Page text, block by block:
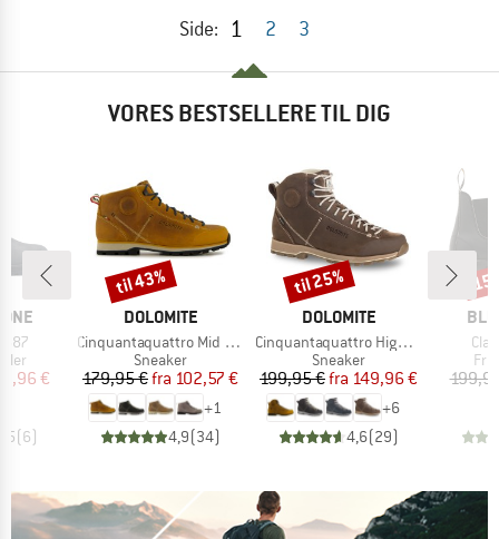
Side: 1 2 3
VORES BESTSELLERE TIL DIG
pris
€
(6)
MÆRKE
DOLOMITE
Artikel
Cinquantaquattro Mid Full Grain Leather Evo
Produktgruppe
Sneaker
Pris
179,95 € Nedsat pris
fra 102,57 €
+1
4,9(34)
Rabat
til 43%
MÆRKE
DOLOMITE
Artikel
Cinquantaquattro High Full Grain Leather Evo GTX
Produktgruppe
Sneaker
Pris
199,95 € Nedsat pris
fra 149,96 €
+6
4,6(29)
Rabat
til 25%